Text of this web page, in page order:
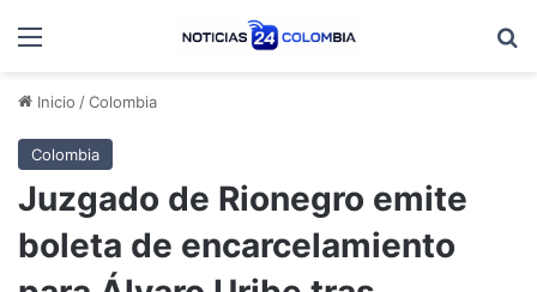
Menú
Inicio /Colombia
Colombia
Juzgado de Rionegro emite
boleta de encarcelamiento